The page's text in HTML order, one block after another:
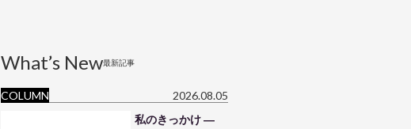
What’s New最新記事
COLUMN
2026.08.05
私のきっかけ ―